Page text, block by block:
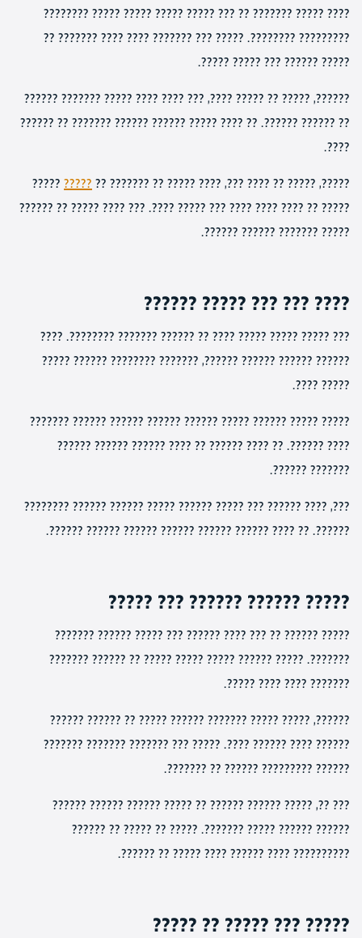
???? ????? ??????? ?? ??? ????? ????? ????? ????? ????????
????????? ????????. ????? ??? ??????? ???? ???? ??????? ??
????? ?????? ??? ????? ?????.
??????, ????? ?? ????? ????, ??? ???? ???? ????? ??????? ??????
?? ?????? ??????. ?? ???? ????? ?????? ?????? ??????? ?? ??????
????.
?????, ????? ?? ???? ???, ???? ????? ?? ??????? ??
?????
?????
????? ?? ???? ???? ???? ??? ????? ????. ??? ???? ????? ?? ??????
????? ??????? ?????? ??????.
???? ??? ??? ????? ??????
??? ????? ????? ????? ???? ?? ?????? ??????? ????????. ????
?????? ?????? ?????? ??????, ??????? ???????? ?????? ?????
????? ????.
????? ????? ?????? ????? ?????? ?????? ?????? ?????? ???????
???? ??????. ?? ???? ?????? ?? ???? ?????? ?????? ??????
??????? ??????.
???, ???? ?????? ??? ????? ?????? ????? ?????? ?????? ????????
??????. ?? ???? ?????? ?????? ?????? ?????? ?????? ??????.
????? ?????? ?????? ??? ?????
????? ?????? ?? ??? ???? ?????? ??? ????? ?????? ???????
???????. ????? ?????? ????? ????? ????? ?? ?????? ???????
??????? ???? ???? ?????.
??????, ????? ????? ??????? ?????? ????? ?? ?????? ??????
?????? ???? ?????? ????. ????? ??? ??????? ??????? ???????
?????? ????????? ?????? ?? ???????.
??? ??, ????? ?????? ?????? ?? ????? ?????? ?????? ??????
?????? ?????? ????? ???????. ????? ?? ????? ?? ??????
?????????? ???? ?????? ???? ????? ?? ??????.
????? ??? ????? ?? ?????